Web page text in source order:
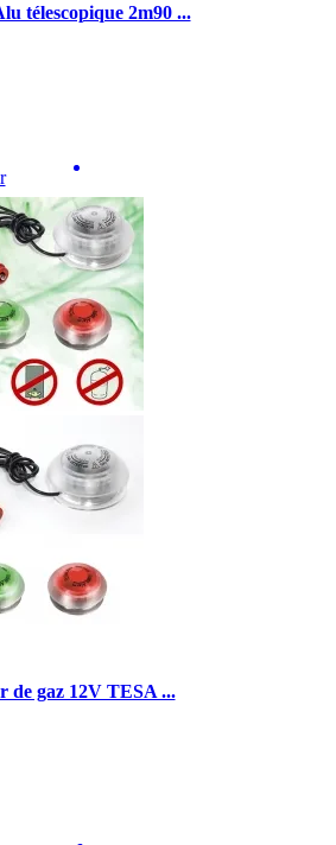
télescopique 2m90 ...
de gaz 12V TESA ...